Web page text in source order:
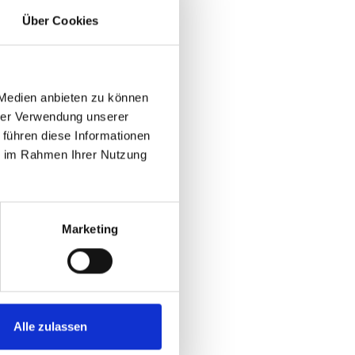
Über Cookies
anbieten zu können
Verwendung unserer
diese Informationen
Rahmen Ihrer Nutzung
Marketing
Alle zulassen